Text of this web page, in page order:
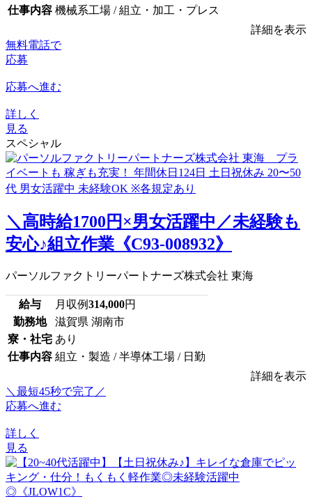
仕事内容 機械系工場 / 組立・加工・プレス
詳細を表示
無料電話で
応募
応募へ進む
詳しく
見る
スペシャル
＼高時給1700円×男女活躍中／未経験も
安心♪組立作業《C93-008932》
パーソルファクトリーパートナーズ株式会社 東海
給与 月収例314,000円
勤務地
滋賀県 湖南市
寮・社宅 あり
仕事内容 組立・製造 / 半導体工場 / 日勤
詳細を表示
＼最短45秒で完了／
応募へ進む
詳しく
見る